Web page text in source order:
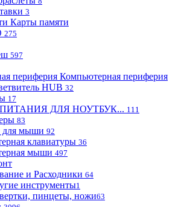
3
Карты памяти
275
597
Компьютерная периферия
HUB 32
17
ДЛЯ НОУТБУК... 111
83
для мыши 92
клавиатуры 36
мыши 497
и Расходники 64
инструменты1
пинцеты, ножи63